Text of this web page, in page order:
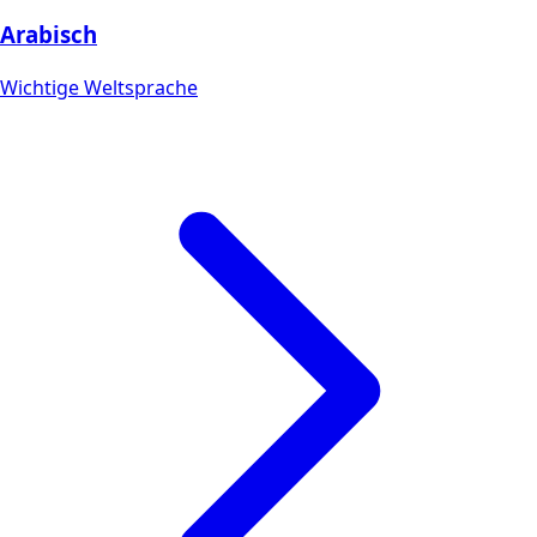
Arabisch
Wichtige Weltsprache